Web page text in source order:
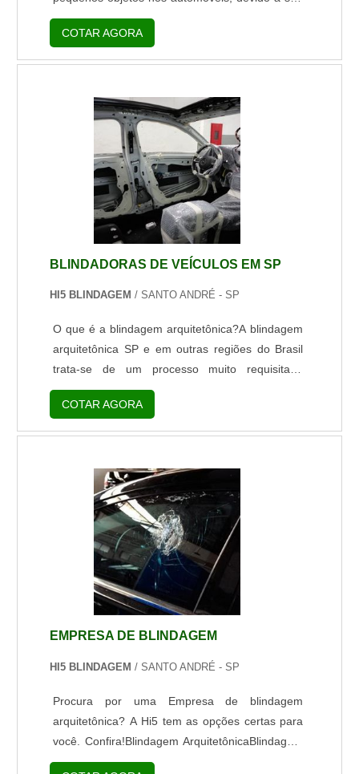
constituição, a fita permite que a fixação à
diversas superfícies, incluindo de baixa energia
superficial (geralmente pintadas), e sistemas de
fita adesiva se alonga e relaxa conforme o
esforço aplicado, minimizando a tensão sobre a
linha do adesivo e assegurando...
COTAR AGORA
BLINDADORAS DE VEÍCULOS EM SP
HI5 BLINDAGEM / SANTO ANDRÉ - SP
O que é a blindagem arquitetônica?A blindagem
arquitetônica SP e em outras regiões do Brasil
trata-se de um processo muito requisitado
devido ao alto grau de segurança que o mesmo
traz para os seus clientes.A grande vantagem de
contratar uma empresa que seja especializada
dessa maneira você garante que todos os seus
equipamentos e serviços requisitados serão de
ótima qualidade.Benefícios da blindage...
COTAR AGORA
EMPRESA DE BLINDAGEM
HI5 BLINDAGEM / SANTO ANDRÉ - SP
Procura por uma Empresa de blindagem
arquitetônica? A Hi5 tem as opções certas para
você. Confira!Blindagem ArquitetônicaBlindagem
Arquitetônica é um meio eficaz de segurança